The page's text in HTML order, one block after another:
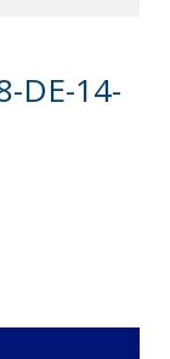
DE-14-